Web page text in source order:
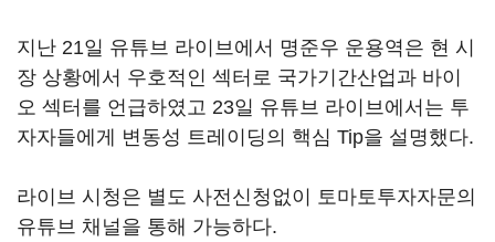
지난 21일 유튜브 라이브에서 명준우 운용역은 현 시
장 상황에서 우호적인 섹터로 국가기간산업과 바이
오 섹터를 언급하였고 23일 유튜브 라이브에서는 투
자자들에게 변동성 트레이딩의 핵심 Tip을 설명했다.
라이브 시청은 별도 사전신청없이 토마토투자자문의
유튜브 채널을 통해 가능하다.